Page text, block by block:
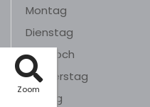
Zoom
Montag
Dienstag
Mittwoch
Donnerstag
Freitag